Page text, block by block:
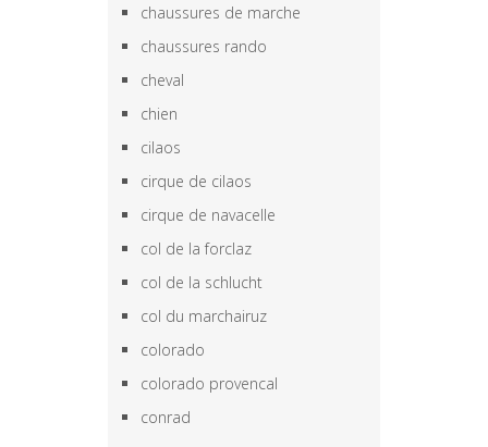
chaussures de marche
chaussures rando
cheval
chien
cilaos
cirque de cilaos
cirque de navacelle
col de la forclaz
col de la schlucht
col du marchairuz
colorado
colorado provencal
conrad